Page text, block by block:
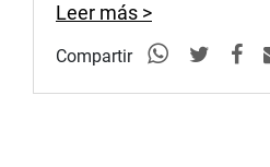
Leer más >
Compartir